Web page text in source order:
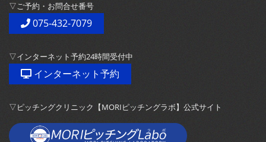
▽ご予約・お問合せ番号
075-432-7079
▽インターネット予約24時間受付中
インターネット予約
▽ピッチングクリニック【MORIピッチングラボ】公式サイト